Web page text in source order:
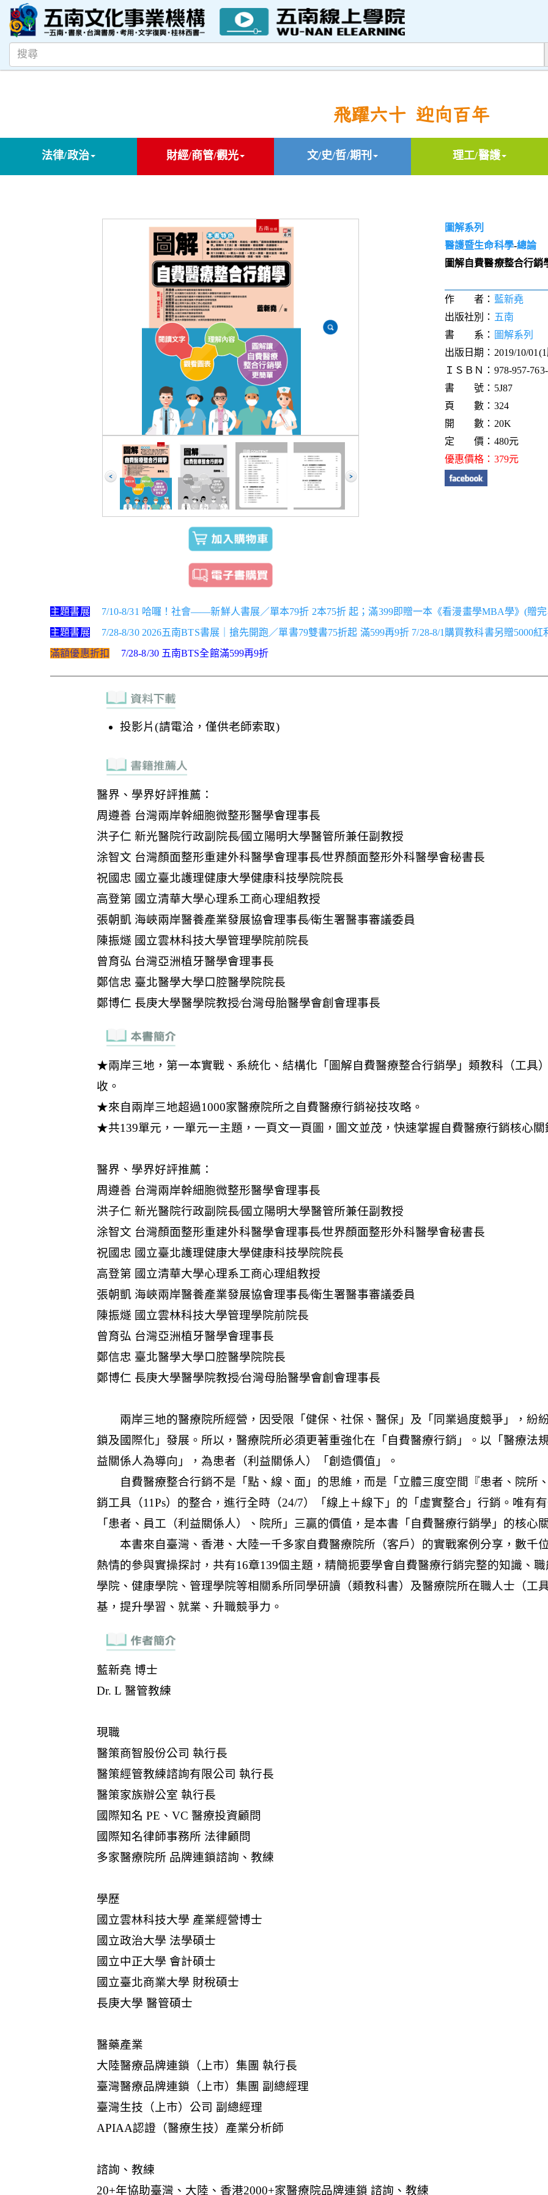
飛躍六十 迎向百年
法律/政治 財經/商管/觀光 文/史/哲/期刊 理工/醫護
圖解系列
醫護暨生命科學-總論
圖解自費醫療整合行銷
作 者： 藍新堯
出版社別： 五南
書 系： 圖解系列
出版日期：2019/10/
ＩＳＢＮ：978-957-
書 號：5J87
頁 數：324
開 數：20K
定 價：480元
優惠價格：379元
主題書展
7/10-8/31 哈囉！社會——新鮮人書展／單本79折 2本75折 起；滿399即贈一本《看漫畫學MBA學》(贈
主題書展
7/28-8/30 2026五南BTS書展｜搶先開跑／單書79雙書75折起 滿599再9折 7/28-8/1購買教科書另贈5000紅
滿額優惠折扣
7/28-8/30 五南BTS全館滿599再9折
投影片(請電洽，僅供老師索取)